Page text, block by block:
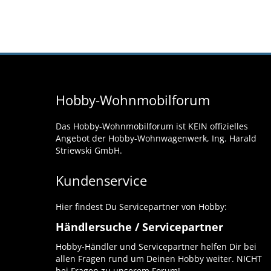
Hobby-Wohnmobilforum
Das Hobby-Wohnmobilforum ist KEIN offizielles
Angebot der Hobby-Wohnwagenwerk, Ing. Harald
Striewski GmbH.
Kundenservice
Hier findest Du Servicepartner von Hobby:
Händlersuche / Servicepartner
Hobby-Händler und Servicepartner helfen Dir bei
allen Fragen rund um Deinen Hobby weiter. NICHT